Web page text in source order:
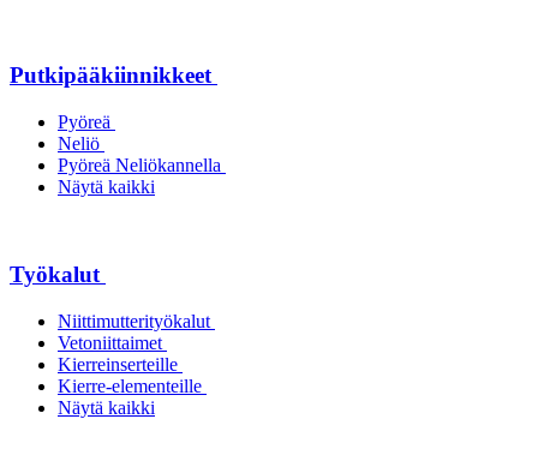
Putkipääkiinnikkeet
Pyöreä
Neliö
Pyöreä Neliökannella
Näytä kaikki
Työkalut
Niittimutterityökalut
Vetoniittaimet
Kierreinserteille
Kierre-elementeille
Näytä kaikki